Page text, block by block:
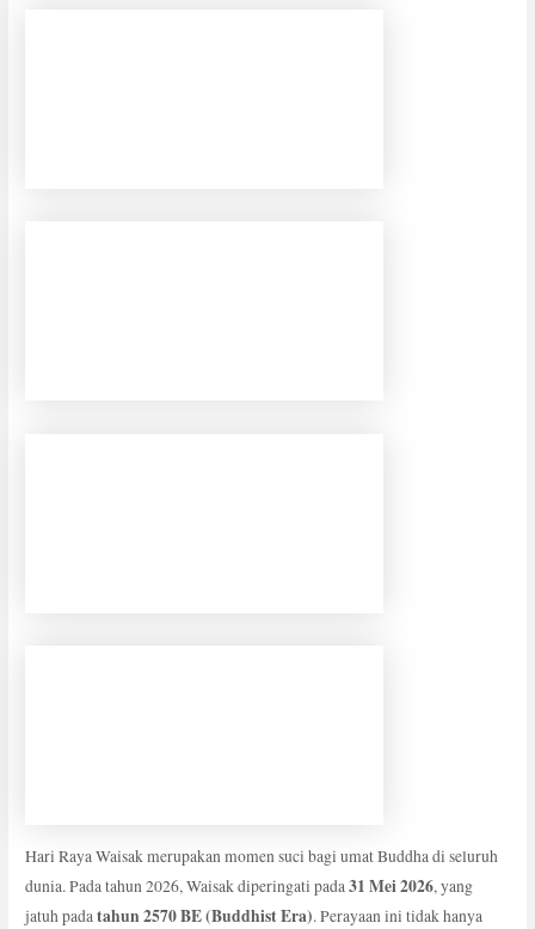
Hari Raya Waisak merupakan momen suci bagi umat Buddha di seluruh
dunia. Pada tahun 2026, Waisak diperingati pada31 Mei 2026, yang
jatuh padatahun 2570 BE (Buddhist Era). Perayaan ini tidak hanya